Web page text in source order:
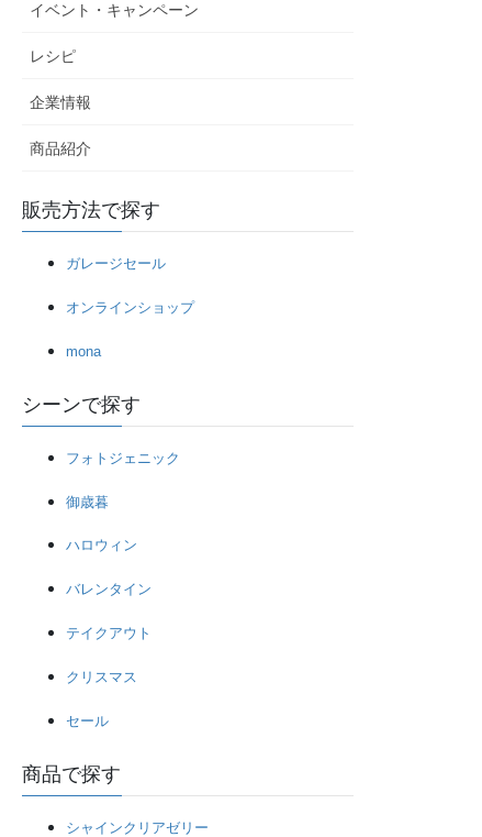
イベント・キャンペーン
レシピ
企業情報
商品紹介
販売方法で探す
ガレージセール
オンラインショップ
mona
シーンで探す
フォトジェニック
御歳暮
ハロウィン
バレンタイン
テイクアウト
クリスマス
セール
商品で探す
シャインクリアゼリー